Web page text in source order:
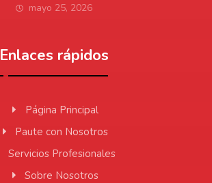
mayo 25, 2026
Enlaces rápidos
Página Principal
Paute con Nosotros
Servicios Profesionales
Sobre Nosotros